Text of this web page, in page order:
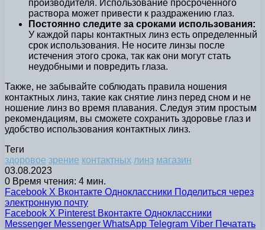
производителя. Использование просроченного
раствора может привести к раздражению глаз.
Постоянно следите за сроками использования:
У каждой пары контактных линз есть определенный
срок использования. Не носите линзы после
истечения этого срока, так как они могут стать
неудобными и повредить глаза.
Также, не забывайте соблюдать правила ношения
контактных линз, такие как снятие линз перед сном и не
ношение линз во время плавания. Следуя этим простым
рекомендациям, вы сможете сохранить здоровье глаз и
удобство использования контактных линз.
Теги
здоровое зрение контактных линз магазин
03.08.2023
0 Время чтения: 4 мин.
Facebook X Вконтакте Одноклассники Поделиться через
электронную почту
Facebook X Pinterest Вконтакте Одноклассники
Messenger Messenger WhatsApp Telegram Viber Печатать